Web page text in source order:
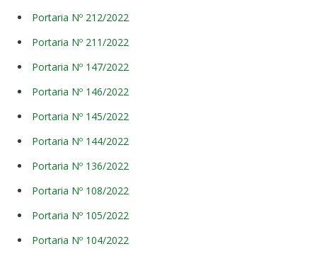
Portaria Nº 212/2022
Portaria Nº 211/2022
Portaria Nº 147/2022
Portaria Nº 146/2022
Portaria Nº 145/2022
Portaria Nº 144/2022
Portaria Nº 136/2022
Portaria Nº 108/2022
Portaria Nº 105/2022
Portaria Nº 104/2022